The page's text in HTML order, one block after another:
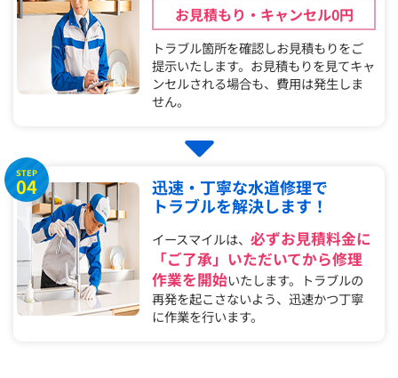
お見積もり・キャンセル0円
トラブル箇所を確認しお見積もりをご
提示いたします。お見積もりを見てキャ
ンセルされる場合も、費用は発生しま
せん。
STEP
04
迅速・丁寧な水道修理で
トラブルを解決します！
イースマイルは、必ずお見積料金に
「ご了承」いただいてから修理
作業を開始いたします。トラブルの
再発を起こさないよう、迅速かつ丁寧
に作業を行います。